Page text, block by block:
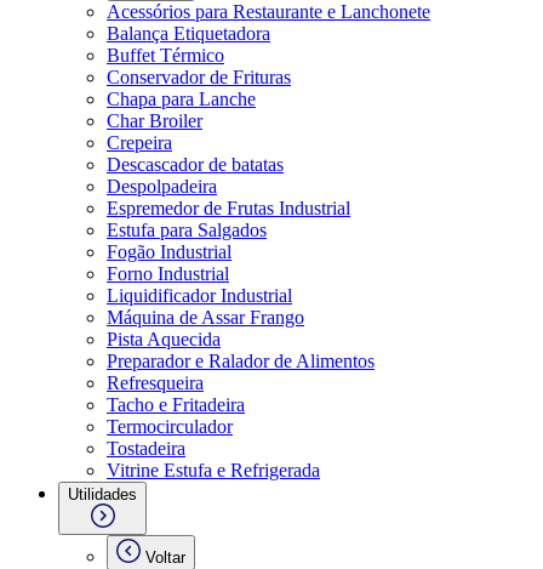
Acessórios para Restaurante e Lanchonete
Balança Etiquetadora
Buffet Térmico
Conservador de Frituras
Chapa para Lanche
Char Broiler
Crepeira
Descascador de batatas
Despolpadeira
Espremedor de Frutas Industrial
Estufa para Salgados
Fogão Industrial
Forno Industrial
Liquidificador Industrial
Máquina de Assar Frango
Pista Aquecida
Preparador e Ralador de Alimentos
Refresqueira
Tacho e Fritadeira
Termocirculador
Tostadeira
Vitrine Estufa e Refrigerada
Utilidades
Voltar